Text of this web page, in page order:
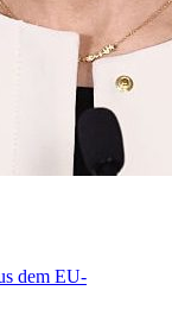
dem EU-